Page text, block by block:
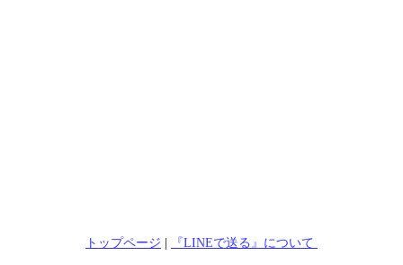
トップページ | 『LINEで送る』について